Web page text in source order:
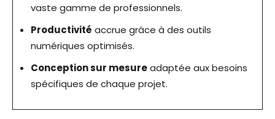
vaste gamme de professionnels.
Productivité accrue grâce à des outils
numériques optimisés.
Conception sur mesureadaptée aux besoins
spécifiques de chaque projet.